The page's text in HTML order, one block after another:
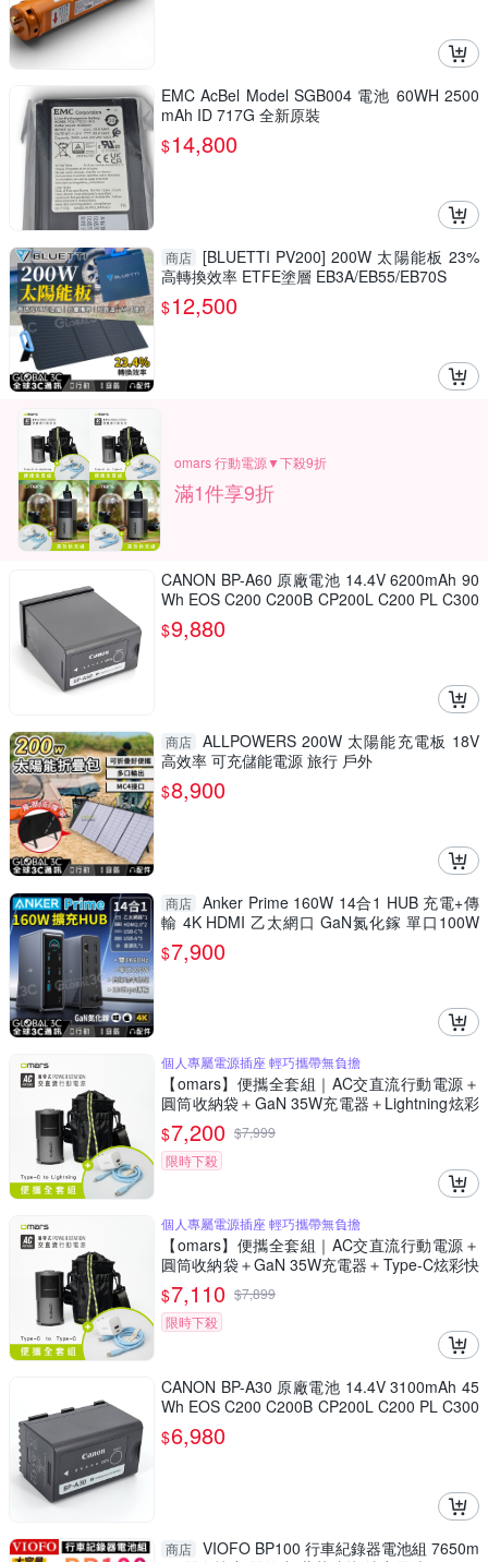
EMC AcBel Model SGB004 電池 60WH 2500
mAh ID 717G 全新原裝
$14,800
商店 [BLUETTI PV200] 200W 太陽能板 23%
高轉換效率 ETFE塗層 EB3A/EB55/EB70S
$12,500
omars 行動電源▼下殺9折
滿1件享9折
CANON BP-A60 原廠電池 14.4V 6200mAh 90
Wh EOS C200 C200B CP200L C200 PL C300
XF705 BP-A30 BP-A65 BP-A90
$9,880
商店 ALLPOWERS 200W 太陽能充電板 18V
高效率 可充儲能電源 旅行 戶外
$8,900
商店 Anker Prime 160W 14合1 HUB 充電+傳
輸 4K HDMI 乙太網口 GaN氮化鎵 單口100W
快充
$7,900
個人專屬電源插座 輕巧攜帶無負擔
【omars】便攜全套組｜AC交直流行動電源＋
圓筒收納袋＋GaN 35W充電器＋Lightning炫彩
快充線
$7,200 $7,999
限時下殺
個人專屬電源插座 輕巧攜帶無負擔
【omars】便攜全套組｜AC交直流行動電源＋
圓筒收納袋＋GaN 35W充電器＋Type-C炫彩快
充線
$7,110 $7,899
限時下殺
CANON BP-A30 原廠電池 14.4V 3100mAh 45
Wh EOS C200 C200B CP200L C200 PL C300
XF705 BP-A60 BP-A65 BP-A90
$6,980
商店 VIOFO BP100 行車紀錄器電池組 7650m